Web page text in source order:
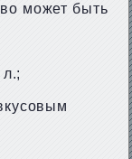
может быть